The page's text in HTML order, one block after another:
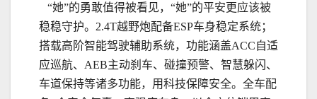
“她”的勇敢值得被看见，“她”的平安更应该被
稳稳守护。2.4T越野炮配备ESP车身稳定系统；
搭载高阶智能驾驶辅助系统，功能涵盖ACC自适
应巡航、AEB主动刹车、碰撞预警、智慧躲闪、
车道保持等诸多功能，用科技保障安全。全车配